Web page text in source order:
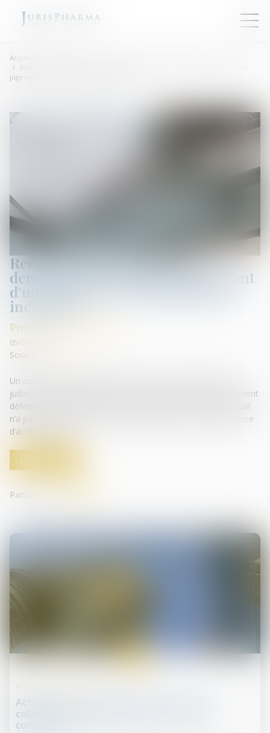
Accueil
Redressement judiciaire sur demande d’un créancier bénéficiant d’un
jugement de condamnation inexécuté
Redressement judiciaire sur
demande d’un créancier bénéficiant
d’un jugement de condamnation
inexécuté
Procédures collectives
05/07/2019
Source :
Un créancier peut demander l’ouverture du redressement
judiciaire de son débiteur dès lors qu’il se prévaut d’un jugement
définitif condamnant ce dernier à lui payer une somme et qu’il
n’a pas pu faire exécuter ce jugement, prouvant ainsi l’absence
d’actif disponible...
Lire la suite
Partager sur
Action contre un associé de société en nom
collectif en liquidation judiciaire : tribunal
compétent
Procédures collectives